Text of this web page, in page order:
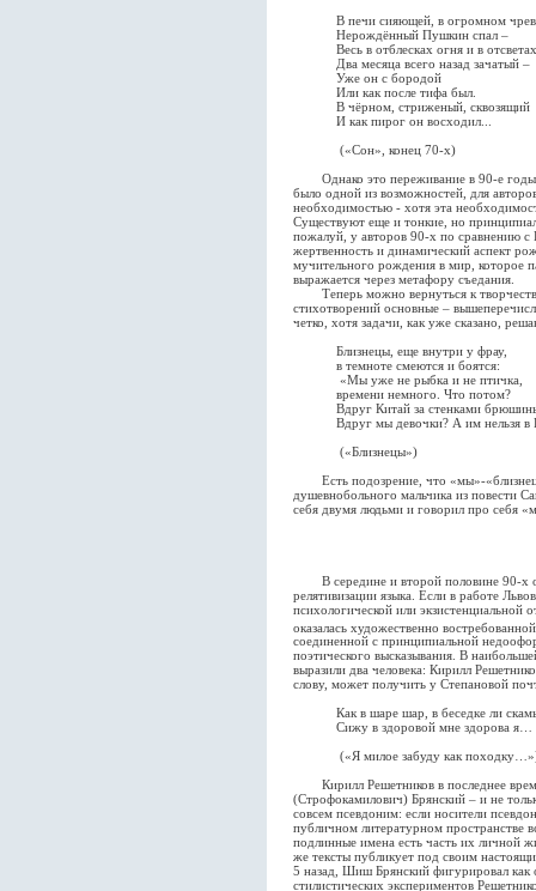
В печи сияющей, в огромном
Нерождённый Пушкин спал –
Весь в отблесках огня и в отсветах
Два месяца всего назад зачатый –
Уже он с бородой
Или как после тифа был.
В чёрном, стриженый, сквозящий
И как пирог он восходил...
(«Сон», конец 70-х)
Однако это переживание в 90-е годы
было одной из возможностей, для
необходимостью - хотя эта
Существуют еще и тонкие, но
пожалуй, у авторов 90-х по сравнению
жертвенность и динамический аспект
мучительного рождения в мир, которое
выражается через метафору съедания.
Теперь можно вернуться к
стихотворений основные –
четко, хотя задачи, как уже сказано,
Близнецы, еще внутри у фрау,
в темноте смеются и боятся:
«Мы уже не рыбка и не птичка,
времени немного. Что потом?
Вдруг Китай за стенками
Вдруг мы девочки? А им нельзя в
(«Близнецы»)
Есть подозрение, что «мы»-
душевнобольного мальчика из повести
себя двумя людьми и говорил про себя
В середине и второй половине 90-х
релятивизации языка. Если в работе
психологической или экзистенциальной
оказалась художественно
соединенной с принципиальной
поэтического высказывания. В
выразили два человека: Кирилл
слову, может получить у Степановой
Как в шаре шар, в беседке ли
Сижу в здоровой мне здорова я…
(«Я милое забуду как
Кирилл Решетников в последнее
(Строфокамилович) Брянский – и не
совсем псевдоним: если носители
публичном литературном пространстве
подлинные имена есть часть их личной
же тексты публикует под своим
5 назад, Шиш Брянский фигурировал
стилистических экспериментов